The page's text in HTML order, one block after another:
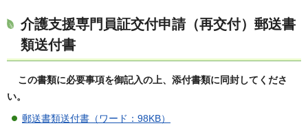
介護支援専門員証交付申請（再交付）郵送書
類送付書
この書類に必要事項を御記入の上、添付書類に同封してくださ
い。
郵送書類送付書（ワード：98KB）